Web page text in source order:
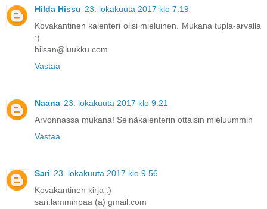
Hilda Hissu 23. lokakuuta 2017 klo 7.19
Kovakantinen kalenteri olisi mieluinen. Mukana tupla-arvalla
:)
hilsan@luukku.com
Vastaa
Naana 23. lokakuuta 2017 klo 9.21
Arvonnassa mukana! Seinäkalenterin ottaisin mieluummin
Vastaa
Sari 23. lokakuuta 2017 klo 9.56
Kovakantinen kirja :)
sari.lamminpaa (a) gmail.com